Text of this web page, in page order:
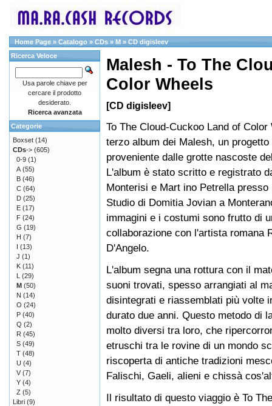
Home Page » Catalogo » CDs » M » CD digisleev
Malesh - To The
Color Wheels
[CD digisleev]
To The Cloud-Cuckoo Land of Color
terzo album dei Malesh, un
proveniente dalle grotte nascoste
L'album è stato scritto e registrato
Monterisi e Mart ino Petrella presso
Studio di Domitia Jovian a
immagini e i costumi sono frutto di
collaborazione con l'artista romana
D'Angelo.
L'album segna una rottura con il
suoni trovati, spesso arrangiati al
disintegrati e riassemblati più volte
durato due anni. Questo metodo di
molto diversi tra loro, che
etruschi tra le rovine di un mondo
riscoperta di antiche tradizioni
Falischi, Gaeli, alieni e chissà
Il risultato di questo viaggio è To
Ricerca Veloce
Usa parole chiave per
cercare il prodotto
desiderato.
Ricerca avanzata
Categorie
Boxset (14)
CDs-> (605)
0-9 (1)
A (55)
B (46)
C (64)
D (25)
E (17)
F (24)
G (19)
H (7)
I (13)
J (1)
K (11)
L (29)
M (50)
N (14)
O (24)
P (40)
Q (2)
R (45)
S (49)
T (48)
U (4)
V (7)
Y (4)
Z (5)
Libri (9)